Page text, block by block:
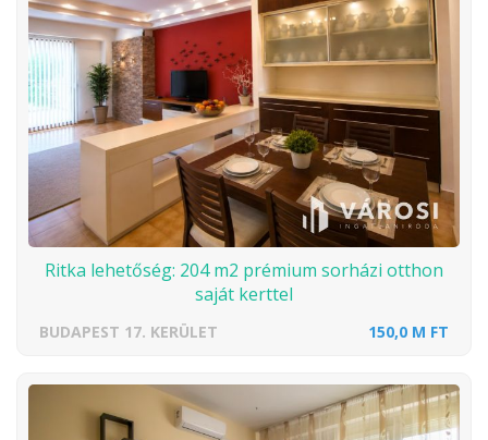
Ritka lehetőség: 204 m2 prémium sorházi otthon
saját kerttel
BUDAPEST 17. KERÜLET 150,0 M FT